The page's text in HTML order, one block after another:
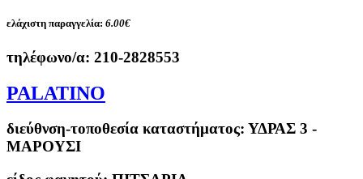
ελάχιστη παραγγελία: 6.00€
τηλέφωνο/α: 210-2828553
PALATINO
διεύθνση-τοποθεσία καταστήματος: ΥΔΡΑΣ 3 -
ΜΑΡΟΥΣΙ